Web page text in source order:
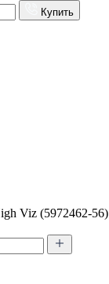
Купить
Viz (5972462-56)